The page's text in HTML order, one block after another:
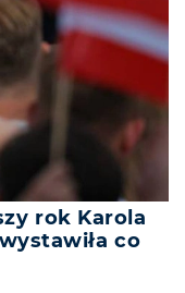
rok Karola
co